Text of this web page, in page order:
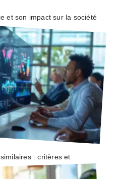
et son impact sur la société
: critères et